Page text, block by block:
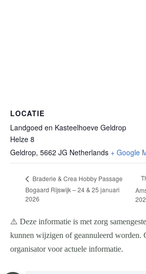
LOCATIE
Landgoed en Kasteelhoeve Geldrop
Helze 8
Geldrop, 5662 JG Netherlands + Google
Braderie & Crea Hobby Passage
Bogaard Rijswijk – 24 & 25 januari
2026
⚠️ Deze informatie is met zorg
kunnen wijzigen of geannuleerd worden.
organisator voor actuele informatie.